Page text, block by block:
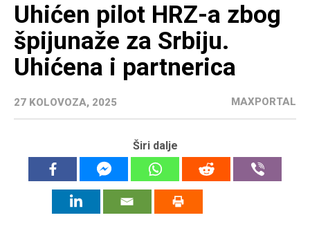
Uhićen pilot HRZ-a zbog
špijunaže za Srbiju.
Uhićena i partnerica
27 KOLOVOZA, 2025 MAXPORTAL
Širi dalje